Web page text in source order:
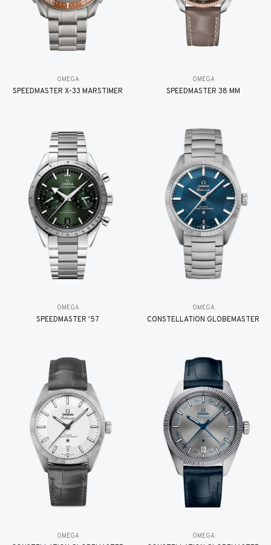
OMEGA
SPEEDMASTER X-33 MARSTIMER
OMEGA
SPEEDMASTER 38 MM
OMEGA
SPEEDMASTER '57
OMEGA
CONSTELLATION GLOBEMASTER
OMEGA OMEGA